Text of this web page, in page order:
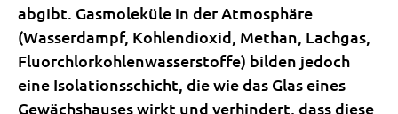
abgibt. Gasmoleküle in der Atmosphäre
(Wasserdampf, Kohlendioxid, Methan, Lachgas,
Fluorchlorkohlenwasserstoffe) bilden jedoch
eine Isolationsschicht, die wie das Glas eines
Gewächshauses wirkt und verhindert, dass diese